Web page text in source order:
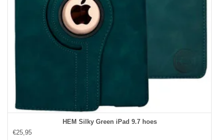
HEM Silky Green iPad 9.7 hoes
€25,95